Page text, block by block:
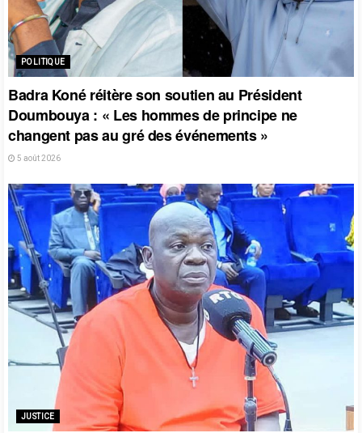
POLITIQUE
Badra Koné réitère son soutien au Président
Doumbouya : « Les hommes de principe ne
changent pas au gré des événements »
5 août 2026
JUSTICE